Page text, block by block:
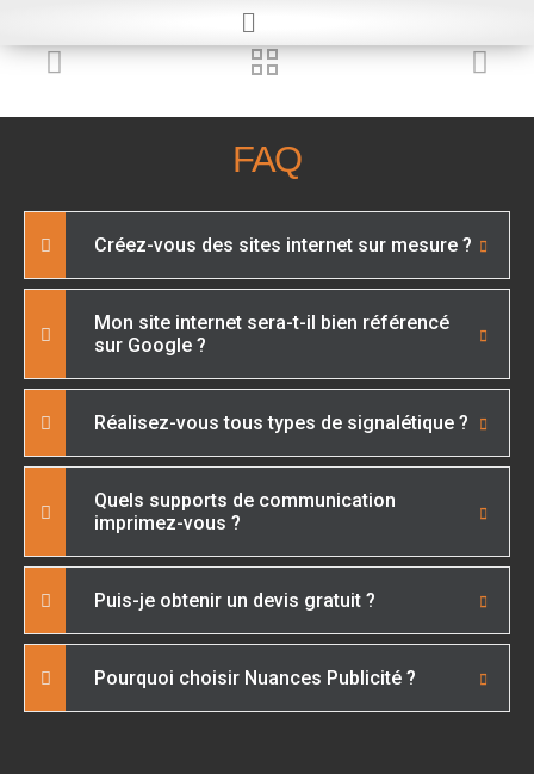
FAQ
Créez-vous des sites internet sur mesure ?
Mon site internet sera-t-il bien référencé
sur Google ?
Réalisez-vous tous types de signalétique ?
Quels supports de communication
imprimez-vous ?
Puis-je obtenir un devis gratuit ?
Pourquoi choisir Nuances Publicité ?